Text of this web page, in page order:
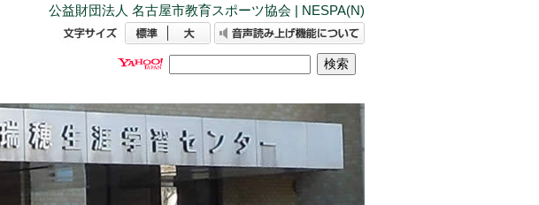
公益財団法人 名古屋市教育スポーツ協会 | NESPA(N)